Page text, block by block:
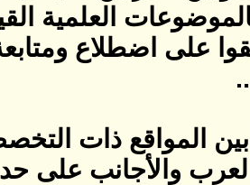
العلمية
على اضطلاع
بين المواقع ذات
والأجانب على